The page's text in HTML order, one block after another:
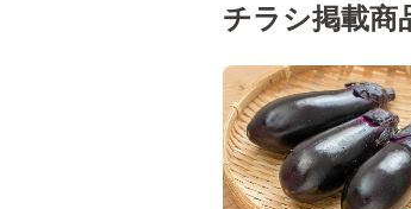
チラシ掲載商